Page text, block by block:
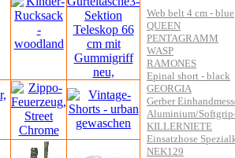
Web belt 4 cm - blue
QUEEN
PENTAGRAMM
WASP
RAMONES
Epinal short - black
GEORGIA
Gerber
Aluminium/
KILLERNIETE
Einsatzhose
NEK129